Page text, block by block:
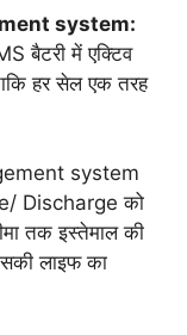
system:
बैटरी में एक्टिव
हर सेल एक तरह
system
Discharge को
तक इस्तेमाल की
लाइफ का